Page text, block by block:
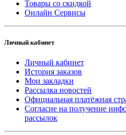
Товары со скидкой
Онлайн Сервисы
Личный кабинет
Личный кабинет
История заказов
Мои закладки
Рассылка новостей
Официальная платёжная
Согласие на получение
рассылок